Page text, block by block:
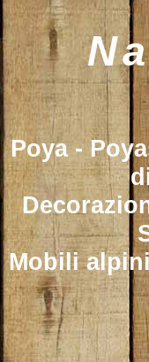
Poya -
Mobili